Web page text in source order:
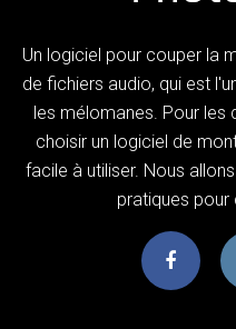
Un logiciel pour couper la
de fichiers audio, qui est
les mélomanes. Pour les
choisir un logiciel de
facile à utiliser. Nous
pratiques pour